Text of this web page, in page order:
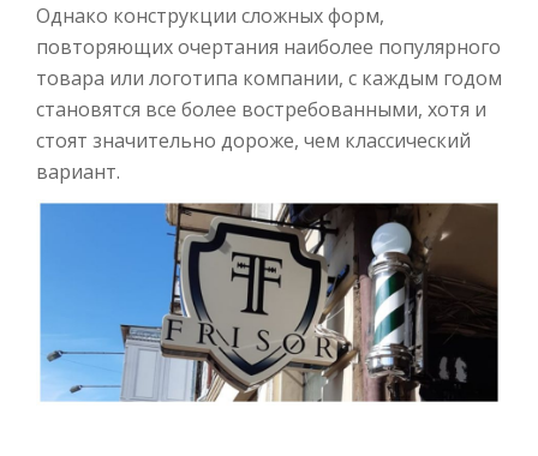
Однако конструкции сложных форм,
повторяющих очертания наиболее популярного
товара или логотипа компании, с каждым годом
становятся все более востребованными, хотя и
стоят значительно дороже, чем классический
вариант.